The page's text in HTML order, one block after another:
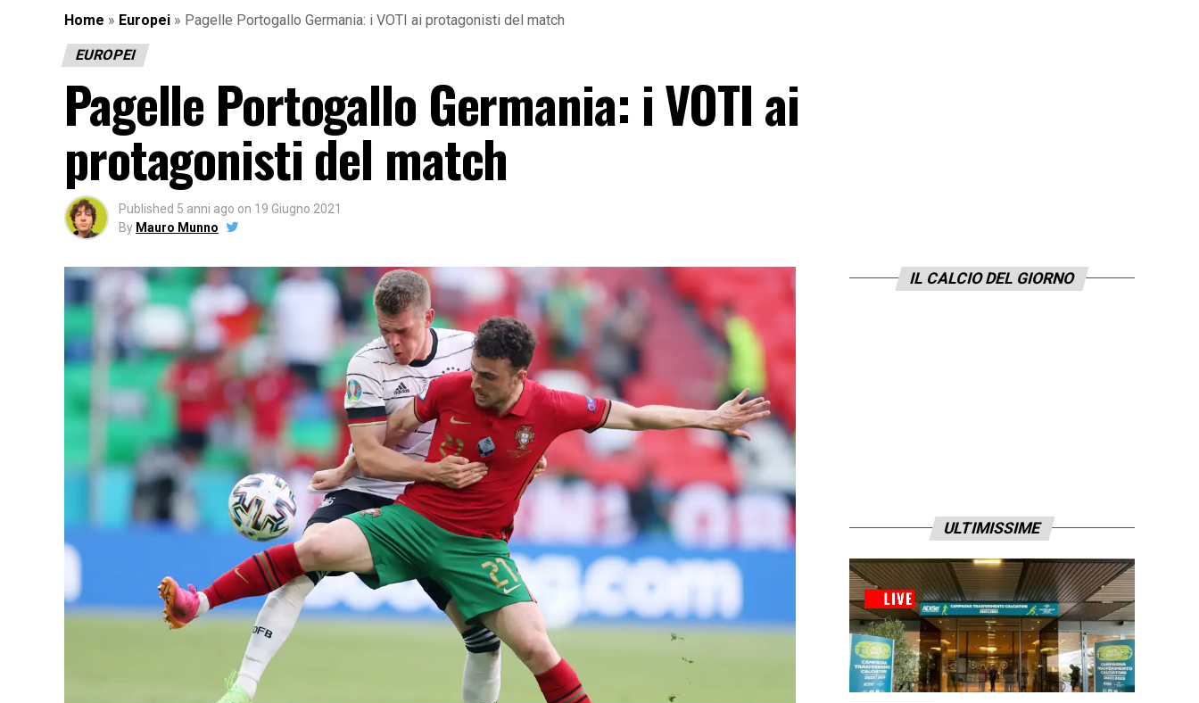
Home » Europei » Pagelle Portogallo Germania: i VOTI ai protagonisti del match
EUROPEI
Pagelle Portogallo Germania: i VOTI ai
protagonisti del match
Published 5 anni ago on 19 Giugno 2021
By Mauro Munno
IL CALCIO DEL GIORNO
ULTIMISSIME